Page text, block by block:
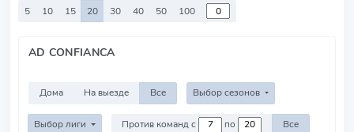
5 10 15 20 30 40 50 100
AD CONFIANCA
Дома На выезде Все Выбор сезонов
Выбор лиги Против команд с по Все